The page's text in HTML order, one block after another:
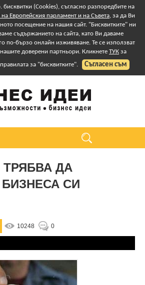
бисквитки (Cookies), съгласно разпоредбите на
Европейския парламент и на Съвета, за да Ви
посещение на нашия сайт. "Бисквитките" ни
съдържанието на сайта, като Ви даваме
по-бързо онлайн изживяване. Те се използват
доверени партньори. Кликнете ТУК за
за "бисквитките".
Съгласен съм
ТРЯБВА ДА
СИ
10248 0